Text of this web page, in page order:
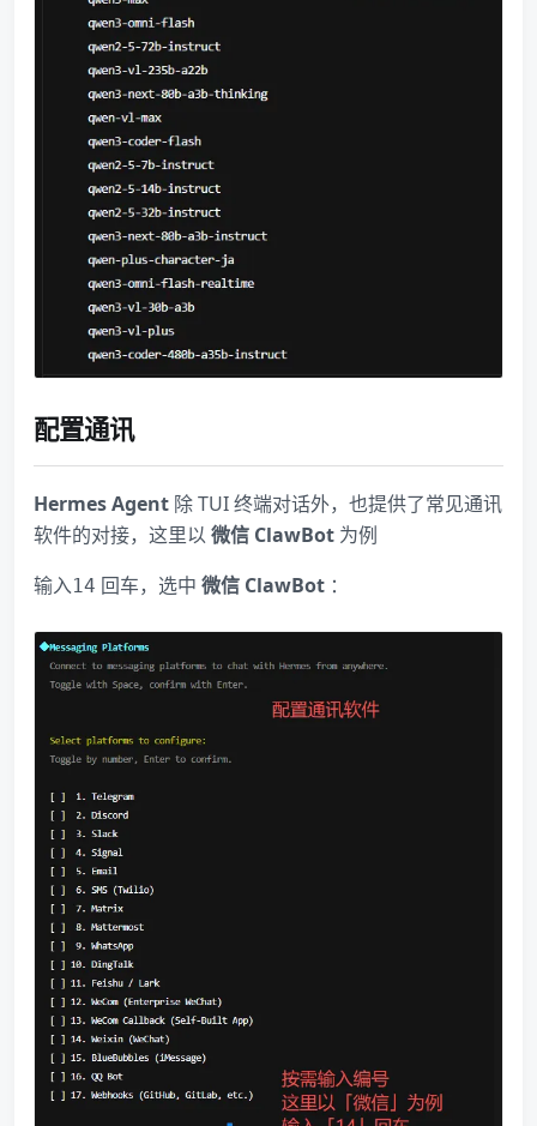
配置通讯
Hermes Agent 除 TUI 终端对话外，也提供了常见通讯
软件的对接，这里以 微信 ClawBot 为例
输入14 回车，选中 微信 ClawBot ：